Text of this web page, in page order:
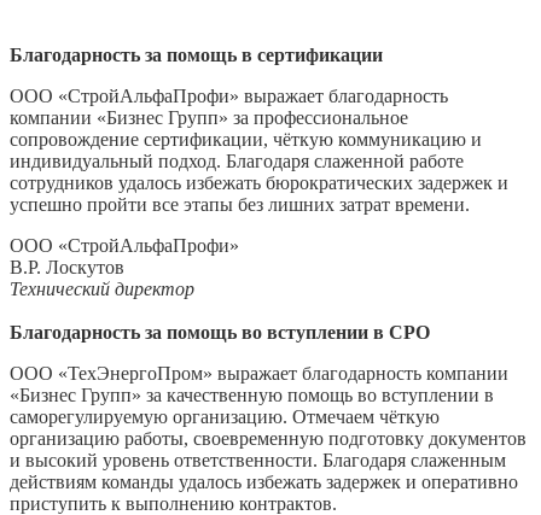
Благодарность за помощь в сертификации
ООО «СтройАльфаПрофи» выражает благодарность
компании «Бизнес Групп» за профессиональное
сопровождение сертификации, чёткую коммуникацию и
индивидуальный подход. Благодаря слаженной работе
сотрудников удалось избежать бюрократических задержек и
успешно пройти все этапы без лишних затрат времени.
ООО «СтройАльфаПрофи»
В.Р. Лоскутов
Технический директор
Благодарность за помощь во вступлении в СРО
ООО «ТехЭнергоПром» выражает благодарность компании
«Бизнес Групп» за качественную помощь во вступлении в
саморегулируемую организацию. Отмечаем чёткую
организацию работы, своевременную подготовку документов
и высокий уровень ответственности. Благодаря слаженным
действиям команды удалось избежать задержек и оперативно
приступить к выполнению контрактов.